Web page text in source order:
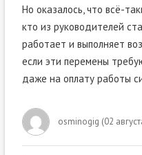
Но оказалось, что всё-
кто из руководителей
работает и выполняет
если эти перемены
даже на оплату работы
osminogig (02